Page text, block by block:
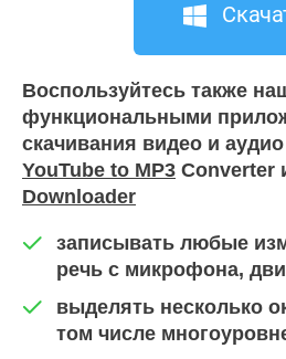
Воспользуйтесь также
функциональными
скачивания видео и
YouTube to MP3 Converter
Downloader
записывать любые
речь с микрофона,
выделять несколько
том числе